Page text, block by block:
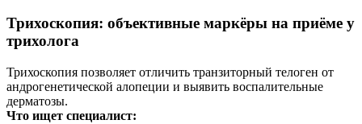
Трихоскопия: объективные маркёры на приёме у
трихолога
Трихоскопия позволяет отличить транзиторный телоген от
андрогенетической алопеции и выявить воспалительные
дерматозы.
Что ищет специалист: